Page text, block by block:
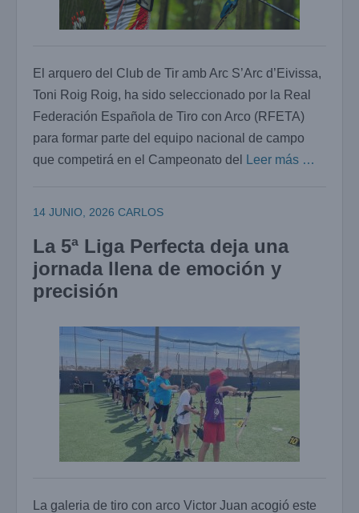
El arquero del Club de Tir amb Arc S’Arc d’Eivissa,
Toni Roig Roig, ha sido seleccionado por la Real
Federación Española de Tiro con Arco (RFETA)
para formar parte del equipo nacional de campo
que competirá en el Campeonato del
Leer más …
14 JUNIO, 2026 CARLOS
La 5ª Liga Perfecta deja una
jornada llena de emoción y
precisión
La galeria de tiro con arco Victor Juan acogió este